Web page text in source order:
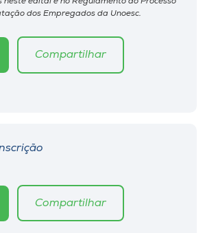
dos Empregados da Unoesc.
Compartilhar
Compartilhar